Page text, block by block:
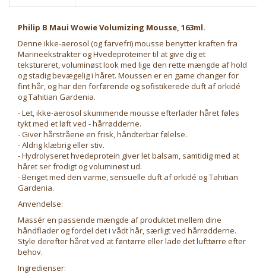
Philip B Maui Wowie Volumizing Mousse, 163ml.
Denne ikke-aerosol (og farvefri) mousse benytter kraften fra
Marineekstrakter og Hvedeproteiner til at give dig et
tekstureret, voluminøst look med lige den rette mængde af hold
og stadig bevægelig i håret. Moussen er en game changer for
fint hår, og har den forførende og sofistikerede duft af orkidé
og Tahitian Gardenia.
- Let, ikke-aerosol skummende mousse efterlader håret føles
tykt med et løft ved - hårrødderne.
- Giver hårstråene en frisk, håndterbar følelse.
- Aldrig klæbrig eller stiv.
- Hydrolyseret hvedeprotein giver let balsam, samtidig med at
håret ser frodigt og voluminøst ud.
- Beriget med den varme, sensuelle duft af orkidé og Tahitian
Gardenia.
Anvendelse:
Massér en passende mængde af produktet mellem dine
håndflader og fordel det i vådt hår, særligt ved hårrødderne.
Style derefter håret ved at føntørre eller lade det lufttørre efter
behov.
Ingredienser: